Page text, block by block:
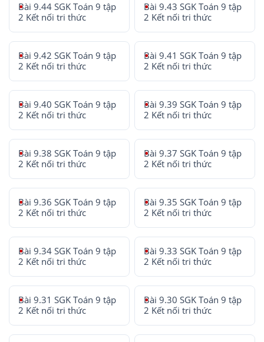
Bài 9.44 SGK Toán 9 tập
2 Kết nối tri thức
Bài 9.43 SGK Toán 9 tập
2 Kết nối tri thức
Bài 9.42 SGK Toán 9 tập
2 Kết nối tri thức
Bài 9.41 SGK Toán 9 tập
2 Kết nối tri thức
Bài 9.40 SGK Toán 9 tập
2 Kết nối tri thức
Bài 9.39 SGK Toán 9 tập
2 Kết nối tri thức
Bài 9.38 SGK Toán 9 tập
2 Kết nối tri thức
Bài 9.37 SGK Toán 9 tập
2 Kết nối tri thức
Bài 9.36 SGK Toán 9 tập
2 Kết nối tri thức
Bài 9.35 SGK Toán 9 tập
2 Kết nối tri thức
Bài 9.34 SGK Toán 9 tập
2 Kết nối tri thức
Bài 9.33 SGK Toán 9 tập
2 Kết nối tri thức
Bài 9.31 SGK Toán 9 tập
2 Kết nối tri thức
Bài 9.30 SGK Toán 9 tập
2 Kết nối tri thức